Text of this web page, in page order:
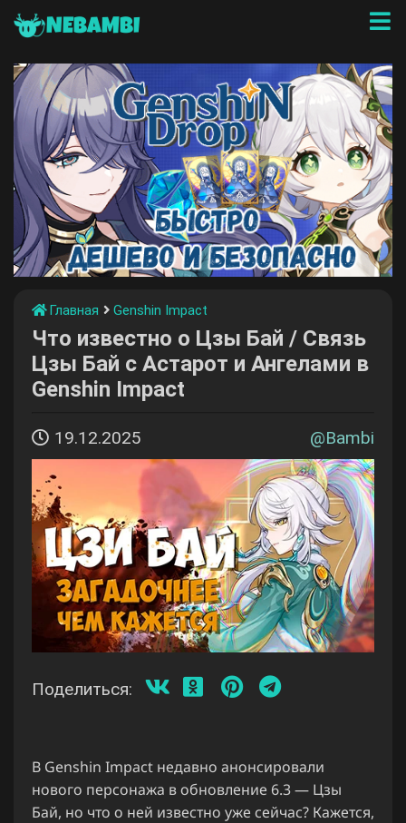
NEBAMBI
Главная Genshin Impact
Что известно о Цзы Бай / Связь
Цзы Бай с Астарот и Ангелами в
Genshin Impact
19.12.2025 @Bambi
Поделиться:
В Genshin Impact недавно анонсировали
нового персонажа в обновление 6.3 — Цзы
Бай, но что о ней известно уже сейчас? Кажется,